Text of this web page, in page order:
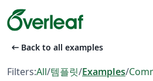
arrow_left_alt Back to all examples
Filters:All/템플릿/Examples/